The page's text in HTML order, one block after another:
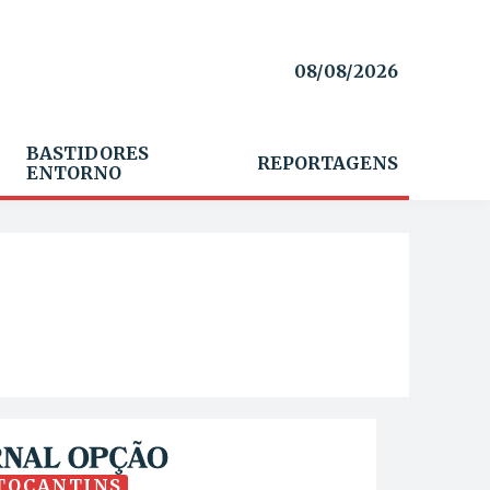
08/08/2026
BASTIDORES
ENTORNO
REPORTAGENS